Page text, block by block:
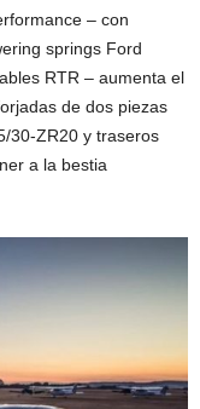
– con
springs Ford
RTR – aumenta el
de dos piezas
30-ZR20 y traseros
a la bestia